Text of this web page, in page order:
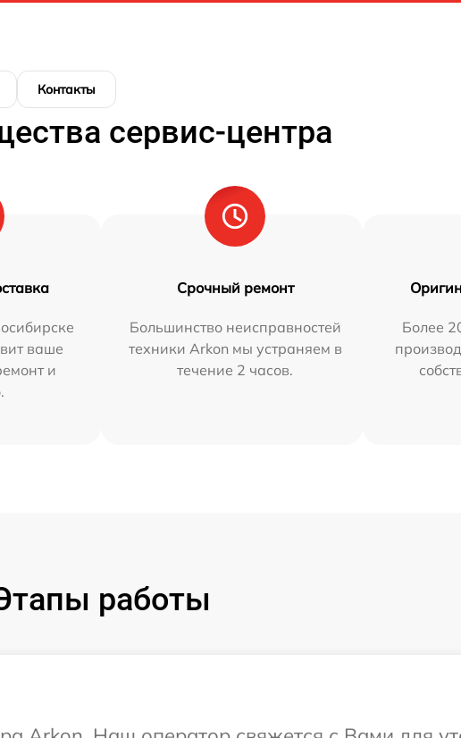
Контакты
сервис-центра
ваше
и
Срочный ремонт
Большинство неисправностей
техники Arkon мы устраняем в
течение 2 часов.
Более
работы